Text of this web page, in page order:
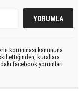
korunması kanununa
ettiğinden, kurallara
facebook yorumları